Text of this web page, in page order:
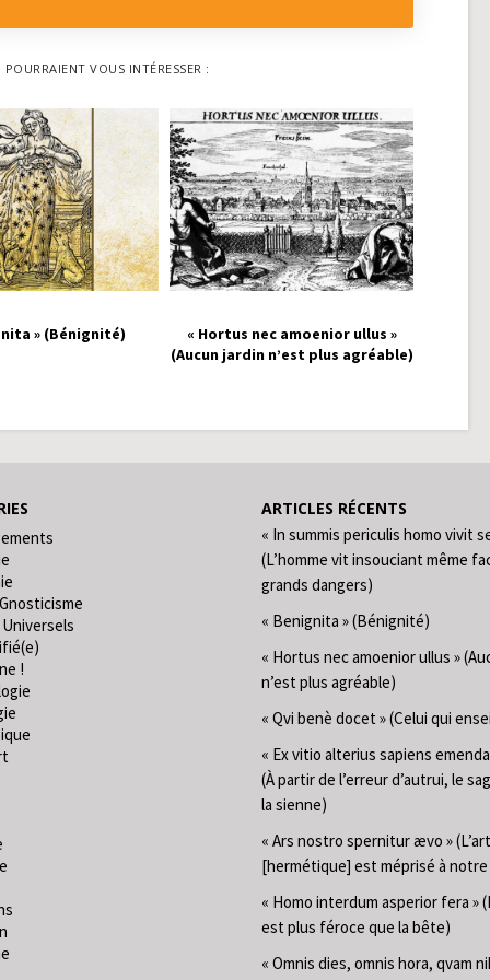
VOUS INTÉRESSER :
» (Bénignité)
« Hortus nec amoenior ullus »
(Aucun jardin n’est plus agréable)
!
ARTICLES RÉCENTS
« In summis periculis homo vivit
(L’homme vit insouciant même
grands dangers)
« Benignita » (Bénignité)
« Hortus nec amoenior ullus »
n’est plus agréable)
« Qvi benè docet » (Celui qui
« Ex vitio alterius sapiens
(À partir de l’erreur d’autrui, le
la sienne)
« Ars nostro spernitur ævo » (L’art
[hermétique] est méprisé à
« Homo interdum asperior fera »
est plus féroce que la bête)
« Omnis dies, omnis hora, qvam